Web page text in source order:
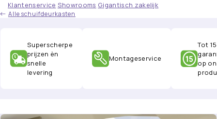
Klantenservice Showrooms Gigantisch zakelijk
Alle schuifdeurkasten
Superscherpe
prijzen èn
snelle
levering
Montageservice
Tot
op